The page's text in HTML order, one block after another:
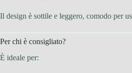
Il design è sottile e leggero, comodo per
Per chi è consigliato?
È ideale per: